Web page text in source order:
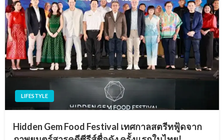
LIFESTYLE
Hidden Gem Food Festival เทศกาลสตรีทฟู้ดจาก